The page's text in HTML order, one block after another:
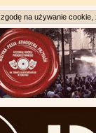
na używanie